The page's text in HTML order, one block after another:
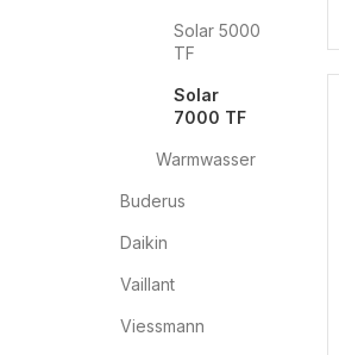
Solar 5000
TF
Solar
7000 TF
Warmwasser
Buderus
Daikin
Vaillant
Viessmann